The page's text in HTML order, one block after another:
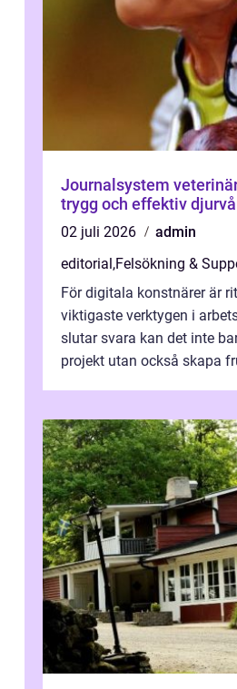
Journalsystem veterinär nyckeln till
trygg och effektiv
02 juli 2026
admin
editorial,Felsökning &
För digitala konstnärer är
viktigaste verktygen i
slutar svara kan det inte
projekt utan också skapa